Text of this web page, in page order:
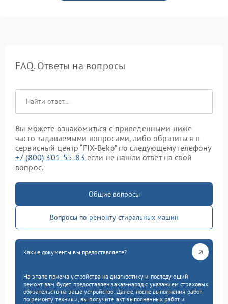
FAQ. Ответы на вопросы
Вы можете ознакомиться с приведенными ниже
часто задаваемыми вопросами, либо обратиться в
сервисный центр “FIX-Beko” по следующему телефону
+7 (800) 301-55-83 если не нашли ответ на свой
вопрос.
Общие вопросы
Вопросы по ремонту стиральных машин
Какие документы вы предоставляете?
На этапе приема устройства на диагностику и последующий
ремонт вам будет предоставлен заказ-наряд с указанием страховых
обязательств на ваше устройство. Далее, после выполнения работ
по ремонту техники, вы получите акт выполненных работ и